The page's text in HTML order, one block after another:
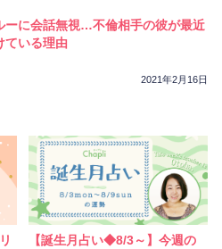
片思い 結婚
ーに会話無視…不倫相手の彼が最近
ている理由
2021年2月16日
【誕生月占い◆8/3～】今週の